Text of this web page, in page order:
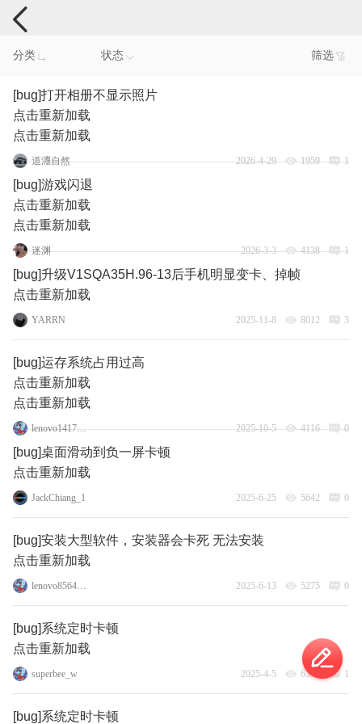
手机反馈
分类 状态 筛选
[bug]打开相册不显示照片
点击重新加载
点击重新加载
道灋自然 2026-4-29 1959 1
[bug]游戏闪退
点击重新加载
点击重新加载
迷渊 2026-3-3 4138 1
[bug]升级V1SQA35H.96-13后手机明显变卡、掉帧
点击重新加载
YARRN 2025-11-8 8012 3
[bug]运存系统占用过高
点击重新加载
点击重新加载
lenovo141775856 2025-10-5 4116 0
[bug]桌面滑动到负一屏卡顿
点击重新加载
JackChiang_1 2025-6-25 5642 0
[bug]安装大型软件，安装器会卡死 无法安装
点击重新加载
lenovo85640277 2025-6-13 5275 0
[bug]系统定时卡顿
点击重新加载
superbee_w 2025-4-5 6395 1
[bug]系统定时卡顿